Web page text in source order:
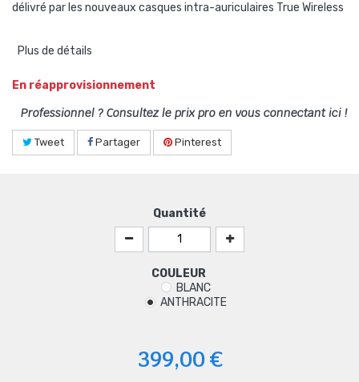
délivré par les nouveaux casques intra-auriculaires True Wireless
Plus de détails
En réapprovisionnement
Professionnel ? Consultez le prix pro en vous connectant ici !
Tweet Partager Pinterest
Quantité
COULEUR
BLANC
ANTHRACITE
399,00 €